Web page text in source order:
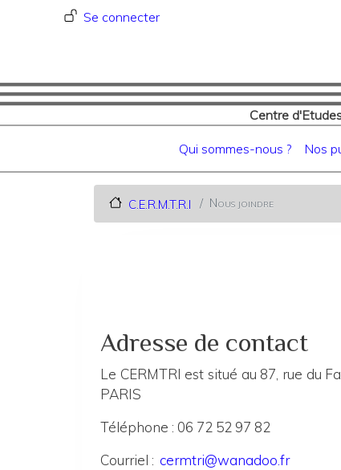
Menu du compte de
Se connecter
Centre
Navigation principale
Qui sommes-nous ? Nos
C.E.R.M.T.R.I Nous joindre
Adresse de contact
Le CERMTRI est situé au 87, rue du
PARIS
Téléphone : 06 72 52 97 82
Courriel : cermtri@wanadoo.fr